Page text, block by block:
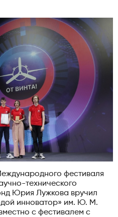
фестиваля
технического
Юрия Лужкова вручил
инноватор» им. Ю. М.
с фестивалем с